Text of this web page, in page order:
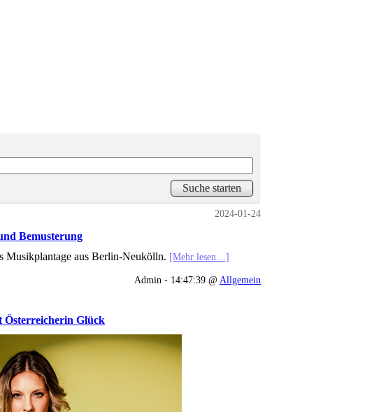
2024-01-24
Bemusterung
Musikplantage aus Berlin-Neukölln. [Mehr lesen…]
Admin - 14:47:39 @ Allgemein
Österreicherin Glück